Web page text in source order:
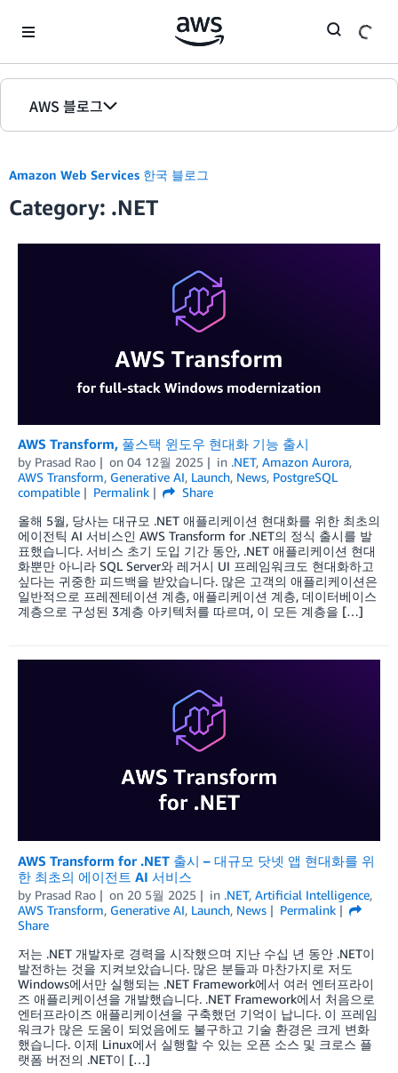
AWS 블로그
에디션
Amazon Web Services 한국 블로그
Category: .NET
AWS Transform, 풀스택 윈도우 현대화 기능 출시
by Prasad Rao on 04 12월 2025 in .NET, Amazon Aurora,
AWS Transform, Generative AI, Launch, News, PostgreSQL
compatible
Permalink
Share
올해 5월, 당사는 대규모 .NET 애플리케이션 현대화를 위한 최초의
에이전틱 AI 서비스인 AWS Transform for .NET의 정식 출시를 발
표했습니다. 서비스 초기 도입 기간 동안, .NET 애플리케이션 현대
화뿐만 아니라 SQL Server와 레거시 UI 프레임워크도 현대화하고
싶다는 귀중한 피드백을 받았습니다. 많은 고객의 애플리케이션은
일반적으로 프레젠테이션 계층, 애플리케이션 계층, 데이터베이스
계층으로 구성된 3계층 아키텍처를 따르며, 이 모든 계층을 […]
AWS Transform for .NET 출시 – 대규모 닷넷 앱 현대화를 위
한 최초의 에이전트 AI 서비스
by Prasad Rao on 20 5월 2025 in .NET, Artificial Intelligence,
AWS Transform, Generative AI, Launch, News
Permalink
Share
저는 .NET 개발자로 경력을 시작했으며 지난 수십 년 동안 .NET이
발전하는 것을 지켜보았습니다. 많은 분들과 마찬가지로 저도
Windows에서만 실행되는 .NET Framework에서 여러 엔터프라이
즈 애플리케이션을 개발했습니다. .NET Framework에서 처음으로
엔터프라이즈 애플리케이션을 구축했던 기억이 납니다. 이 프레임
워크가 많은 도움이 되었음에도 불구하고 기술 환경은 크게 변화
했습니다. 이제 Linux에서 실행할 수 있는 오픈 소스 및 크로스 플
랫폼 버전의 .NET이 […]